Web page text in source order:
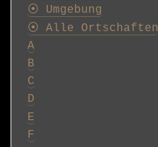
⦿ Umgebung
⦿ Alle Ortschaften
A
B
C
D
E
F